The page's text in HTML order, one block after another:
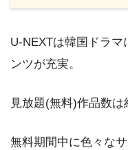
U-NEXTは韓国ドラ
ンツが充実。
見放題(無料)作品数は
無料期間中に色々な